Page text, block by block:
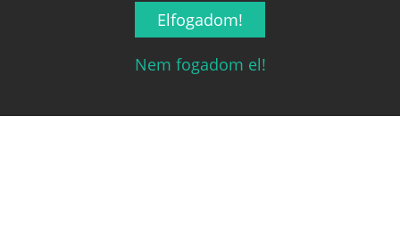
Elfogadom!
Nem fogadom el!